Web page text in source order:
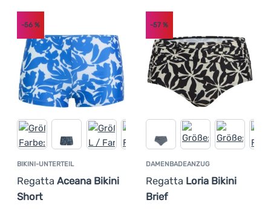
BIKINI-UNTERTEIL
Regatta Aceana Bikini
Short
-56 %
DAMENBADEANZUG
Regatta Loria Bikini
Brief
-57 %